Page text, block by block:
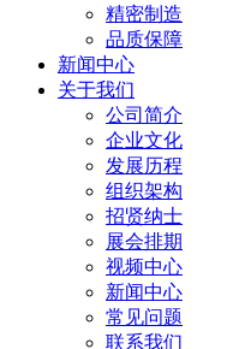
精密制造
品质保障
新闻中心
关于我们
公司简介
企业文化
发展历程
组织架构
招贤纳士
展会排期
视频中心
新闻中心
常见问题
联系我们